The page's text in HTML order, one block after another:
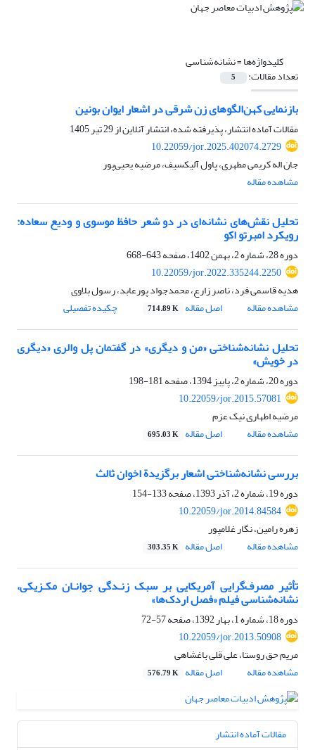
کلیدواژه‌ها =نشانه‌شناسی
تعداد مقالات: 5
بازنمایی کهن‌الگوهای زن شرقی در اشعار ایوان بونین
مقالات آماده انتشار، پذیرفته شده، انتشار آنلاین از29 تیر 1405
10.22059/jor.2025.402074.2729
جان اله کریمی مطهری، پاول آلیکسیف، مرضیه یحیی‌پور
مشاهده مقاله
تحلیل نقش‌های نشانه‌ای در دو شعر حافظ موسوی و ودیع سعاده:
رویکرد امبرتو اکو
دوره 28، شماره 2، بهمن 1402، صفحه
643-668
10.22059/jor.2022.335244.2250
هدیه قاسمی فرد، ناصر زارع، محمدجواد پورعابد، رسول بلاوی
مشاهده مقاله
اصل مقاله 714.89 K چکیده تفصیلی
تحلیل نشانه‌شناختی «من و دیگری» در گفتمان پل والری «دیگری
در خویش»
دوره 20، شماره 2، پاییز 1394، صفحه
181-198
10.22059/jor.2015.57081
مرضیه اطهاری نیک عزم
مشاهده مقاله
اصل مقاله 695.03 K
بررسی نشانه‌شناختی اشعار برگزیدة‌ اخوان ثالث
دوره 19، شماره 2، آذر 1393، صفحه
133-154
10.22059/jor.2014.84584
زهره رامین، نگار غلامپور
مشاهده مقاله
اصل مقاله 303.35 K
تأثیر مصرف‌گرایی آمریکایی بر سبک زنـدگی جوانـان مکـزیکی،
نشانه‌شناسی فیلم «فصل اردک‌ها»
دوره 18، شماره 1، بهار 1392، صفحه
57-72
10.22059/jor.2013.50908
مریم حق روستا، علی قلی باغشاهی
مشاهده مقاله
اصل مقاله 576.79 K
مقالات آماده انتشار